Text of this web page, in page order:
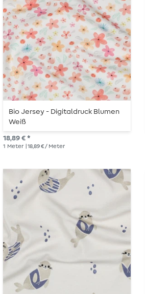
Bio Jersey - Digitaldruck Blumen
Weiß
18,89 € *
1 Meter | 18,89 € / Meter